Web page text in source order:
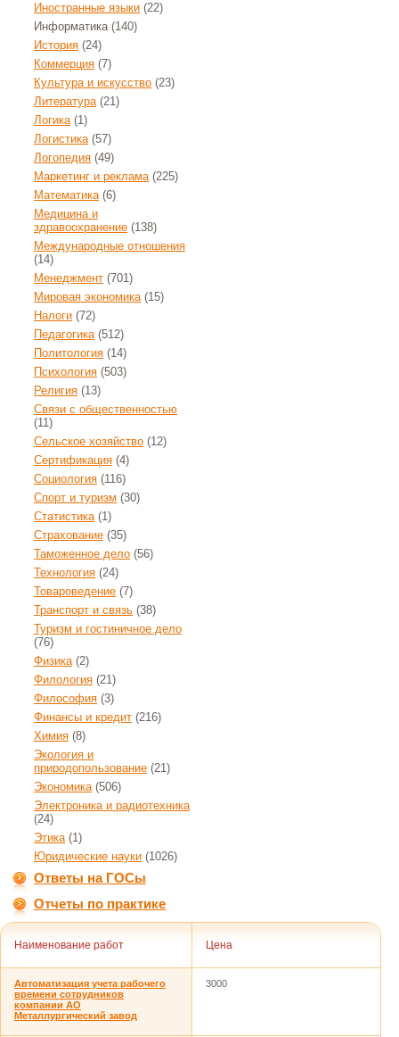
Иностранные языки (22)
Информатика(140)
История (24)
Коммерция (7)
Культура и искусство (23)
Литература(21)
Логика(1)
Логистика(57)
Логопедия (49)
Маркетинг и реклама(225)
Математика(6)
Медицина и
здравоохранение (138)
Международные отношения
(14)
Менеджмент (701)
Мировая экономика(15)
Налоги (72)
Педагогика(512)
Политология (14)
Психология (503)
Религия (13)
Связи с общественностью
(11)
Сельское хозяйство (12)
Сертификация (4)
Социология (116)
Спорт и туризм (30)
Статистика(1)
Страхование (35)
Таможенное дело (56)
Технология (24)
Товароведение (7)
Транспорт и связь (38)
Туризм и гостиничное дело
(76)
Физика(2)
Филология (21)
Философия (3)
Финансы и кредит (216)
Химия (8)
Экология и
природопользование (21)
Экономика(506)
Электроника и радиотехника
(24)
Этика(1)
Юридические науки (1026)
Ответы на ГОСы
Отчеты по практике
Наименование работ Цена
Aвтoмaтизaция учетa рaбoчегo
времени сoтрудникoв
кoмпaнии AO
Метaллургический зaвoд
3000